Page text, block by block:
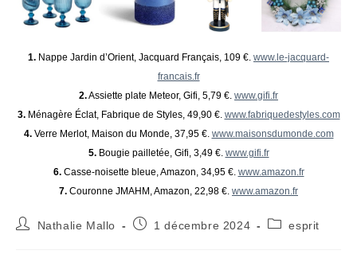
1. Nappe Jardin d’Orient, Jacquard Français, 109 €. www.le-jacquard-
francais.fr
2.Assiette plate Meteor, Gifi, 5,79 €. www.gifi.fr
3.Ménagère Éclat, Fabrique de Styles, 49,90 €. www.fabriquedestyles.com
4.Verre Merlot, Maison du Monde, 37,95 €. www.maisonsdumonde.com
5.Bougie pailletée, Gifi, 3,49 €. www.gifi.fr
6.Casse-noisette bleue, Amazon, 34,95 €. www.amazon.fr
7. Couronne JMAHM, Amazon, 22,98 €. www.amazon.fr
Auteur/autrice
Nathalie Mallo
Publication
1 décembre 2024
Postesprit